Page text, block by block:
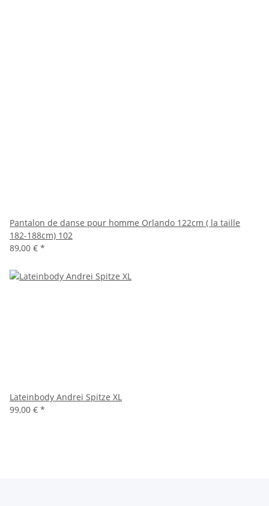
Pantalon de danse pour homme Orlando 122cm ( la taille
182-188cm) 102
89,00 € *
Lateinbody Andrei Spitze XL
99,00 € *